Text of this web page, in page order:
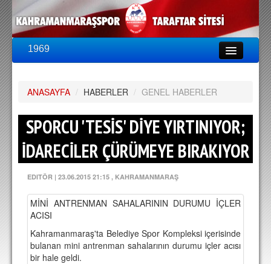
1969
PUAN DURUMU
FİKSTÜR
A TAKIM KADROSU
TEKNİK KADRO
TRANSFERLER
TARAFTAR
BİLETLER
ANASAYFA / HABERLER / GENEL HABERLER
SPORCU 'TESİS' DİYE YIRTINIYOR;
İDARECİLER ÇÜRÜMEYE BIRAKIYOR
EDITÖR | 23.06.2015 21:15 , KAHRAMANMARAŞ
MİNİ ANTRENMAN SAHALARININ DURUMU İÇLER
ACISI
Kahramanmaraş'ta Belediye Spor Kompleksi içerisinde
bulanan mini antrenman sahalarının durumu içler acısı
bir hale geldi.